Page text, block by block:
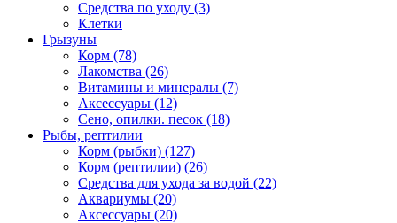
Средства по уходу (3)
Клетки
Грызуны
Корм (78)
Лакомства (26)
Витамины и минералы (7)
Аксессуары (12)
Сено, опилки. песок (18)
Рыбы, рептилии
Корм (рыбки) (127)
Корм (рептилии) (26)
Средства для ухода за водой (22)
Аквариумы (20)
Аксессуары (20)